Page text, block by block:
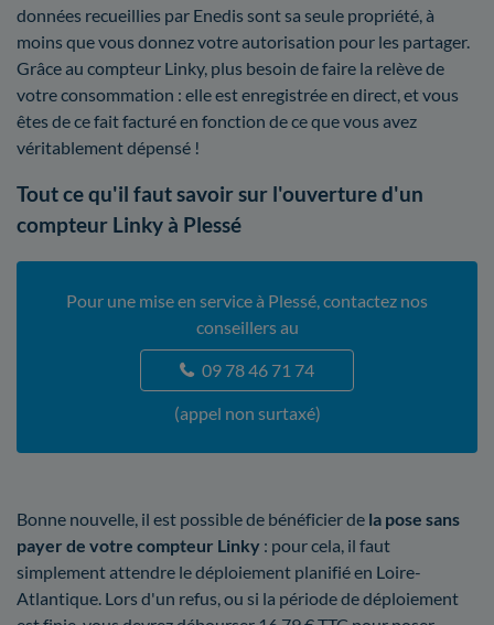
données recueillies par Enedis sont sa seule propriété, à
moins que vous donnez votre autorisation pour les partager.
Grâce au compteur Linky, plus besoin de faire la relève de
votre consommation : elle est enregistrée en direct, et vous
êtes de ce fait facturé en fonction de ce que vous avez
véritablement dépensé !
Tout ce qu'il faut savoir sur l'ouverture d'un
compteur Linky à Plessé
Pour une mise en service à Plessé, contactez nos
conseillers au
09 78 46 71 74
(appel non surtaxé)
Bonne nouvelle, il est possible de bénéficier de la pose sans
payer de votre compteur Linky : pour cela, il faut
simplement attendre le déploiement planifié en Loire-
Atlantique. Lors d'un refus, ou si la période de déploiement